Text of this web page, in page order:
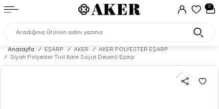
0
Anasayfa / EŞARP / AKER /
AKER POLYESTER EŞARP
/
Siyah Polyester Tivil Kare Soyut Desenli Eşarp